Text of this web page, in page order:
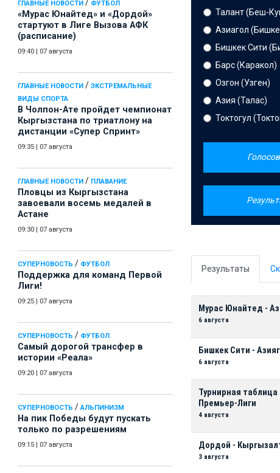
ГЛАВНЫЕ НОВОСТИ / ФУТБОЛ
«Мурас Юнайтед» и «Дордой»
стартуют в Лиге Вызова АФК
(расписание)
09:40 07 августа
ГЛАВНЫЕ НОВОСТИ / ЭКСТРЕМАЛЬНЫЕ
ВИДЫ СПОРТА
В Чолпон-Ате пройдет чемпионат
Кыргызстана по триатлону на
дистанции «Супер Спринт»
09:35 07 августа
ГЛАВНЫЕ НОВОСТИ / ПЛАВАНИЕ
Пловцы из Кыргызстана
завоевали восемь медалей в
Астане
09:30 07 августа
СУПЕРНОВОСТЬ / ФУТБОЛ
Поддержка для команд Первой
Лиги!
09:25 07 августа
СУПЕРНОВОСТЬ / ФУТБОЛ
Самый дорогой трансфер в
истории «Реала»
09:20 07 августа
СУПЕРНОВОСТЬ / АЛЬПИНИЗМ
На пик Победы будут пускать
только по разрешениям
09:15 07 августа
Талант (Беш-
Азиагол
Бишкек Сити
Барс (Каракол)
Озгон (Узген)
Азия (Талас)
Токтогул
Результаты
Мурас Юнайтед -
6 августа
Бишкек Сити -
6 августа
Турнирная таблица
Премьер-Лиги
4 августа
Дордой -
3 августа